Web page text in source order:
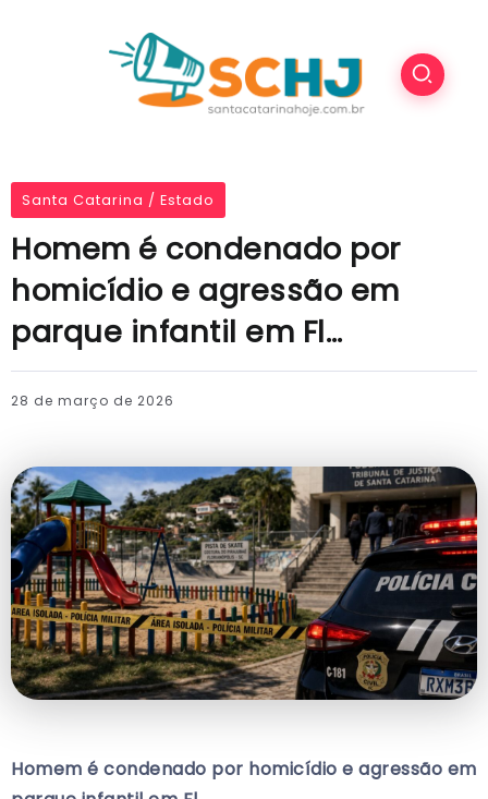
Santa Catarina / Estado
Homem é condenado por
homicídio e agressão em
parque infantil em Fl…
28 de março de 2026
Homem é condenado por homicídio e agressão em